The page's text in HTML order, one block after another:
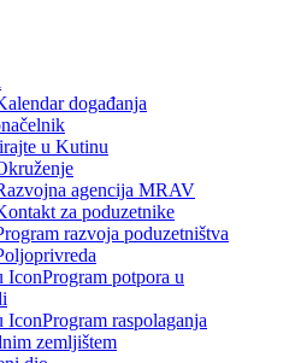
događanja
u Kutinu
agencija MRAV
za poduzetnike
razvoja poduzetništva
Program potpora u
Program raspolaganja
zemljištem